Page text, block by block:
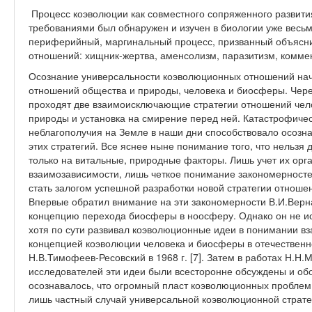
Процесс коэволюции как совместного сопряженного
требованиями был обнаружен и изучен в биологии уже
периферийный, маргинальный процесс, призванный
отношений: хищник-жертва, аменсолизм, паразитизм,
Осознание универсальности коэволюционных отношений
отношений общества и природы, человека и биосферы.
проходят две взаимоисключающие стратегии отношений
природы и установка на смирение перед ней.
неблагополучия на Земле в наши дни способствовало
этих стратегий. Все яснее ныне понимание того, что нельзя
только на витальные, природные факторы. Лишь учет их
взаимозависимости, лишь четкое понимание
стать залогом успешной разработки новой стратегии
Впервые обратил внимание на эти закономерности
концепцию перехода биосферы в ноосферу. Однако он не
хотя по сути развивал коэволюционные идеи в понимании
концепцией коэволюции человека и биосферы в
Н.В.Тимофеев-Ресовский в 1968 г. [7]. Затем в работах
исследователей эти идеи были всесторонне обсуждены и
осознавалось, что огромный пласт коэволюционных
лишь частный случай универсальной коэволюционной